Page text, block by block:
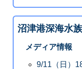
沼津港深海水
メディア情報
9/11（日）